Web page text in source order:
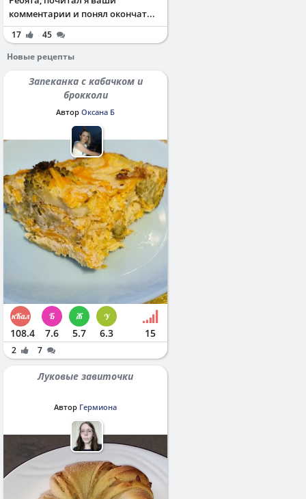
комментарии и понял окончат...
17
45
Новые рецепты
Запеканка с кабачком и
брокколи
Автор Оксана Б
108.4 7.6 5.7 6.3 15
2 7
Луковые завиточки
Автор Гермиона